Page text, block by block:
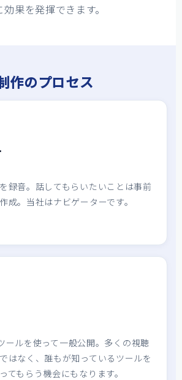
効果を発揮できます。
作のプロセス
録音。話してもらいたいことは事前
成。当社はナビゲーターです。
ールを使って一般公開。多くの視聴
はなく、誰もが知っているツールを
てもらう機会にもなります。